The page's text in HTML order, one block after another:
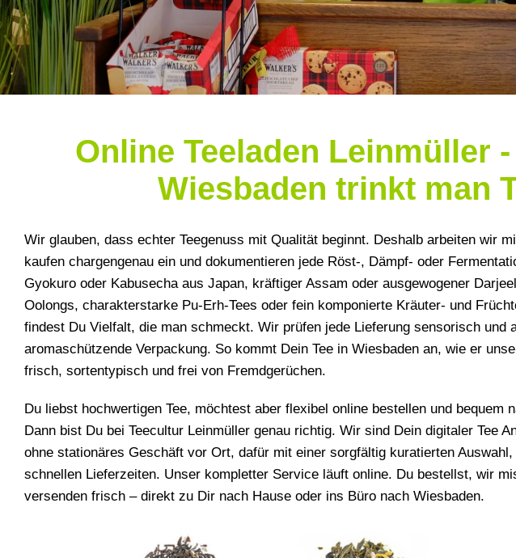
Online Teeladen Leinmüller
Wiesbaden trinkt man
Wir glauben, dass echter Teegenuss mit Qualität beginnt. Deshalb arbeiten wir
kaufen chargengenau ein und dokumentieren jede Röst-, Dämpf- oder
Gyokuro oder Kabusecha aus Japan, kräftiger Assam oder ausgewogener
Oolongs, charakterstarke Pu-Erh-Tees oder fein komponierte Kräuter- und
findest Du Vielfalt, die man schmeckt. Wir prüfen jede Lieferung sensorisch und
aromaschützende Verpackung. So kommt Dein Tee in Wiesbaden an, wie er
frisch, sortentypisch und frei von Fremdgerüchen.
Du liebst hochwertigen Tee, möchtest aber flexibel online bestellen und bequem
Dann bist Du bei Teecultur Leinmüller genau richtig. Wir sind Dein digitaler Tee
ohne stationäres Geschäft vor Ort, dafür mit einer sorgfältig kuratierten
schnellen Lieferzeiten. Unser kompletter Service läuft online. Du bestellst, wir
versenden frisch – direkt zu Dir nach Hause oder ins Büro nach Wiesbaden.